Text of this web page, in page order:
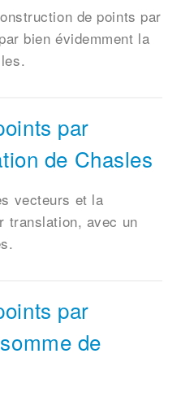
de points par
bien évidemment la
par
de Chasles
vecteurs et la
translation, avec un
par
de